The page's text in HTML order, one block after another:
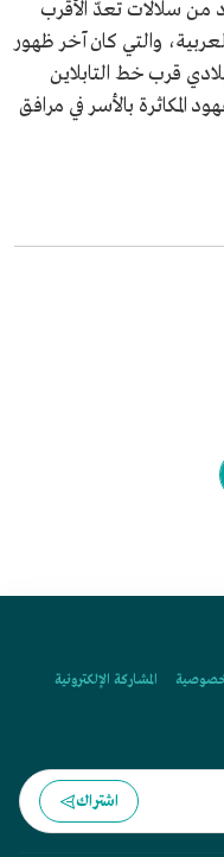
الصياد من سلالات تعدّ الأقرب
والتي كان آخر ظهور
قرب خط التابلاين
المكاثرة بالأسر في مرافق
المشاركة الإلكترونية
اشتراك